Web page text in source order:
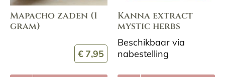
Mapacho zaden (1
gram)
€ 7,95
Kanna extract
mystic herbs
Beschikbaar via
nabestelling